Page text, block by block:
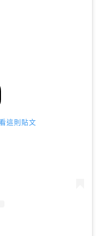
這則貼文